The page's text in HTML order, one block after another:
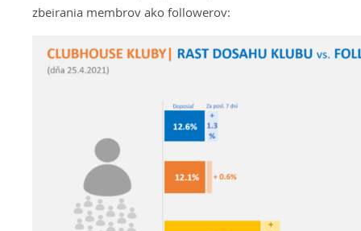
zbeirania membrov ako followerov: